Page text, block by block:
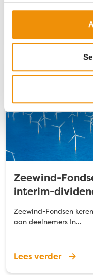
Zeewind-
interim-
Zeewind-Fondsen
aan deelnemers In…
Lees verder